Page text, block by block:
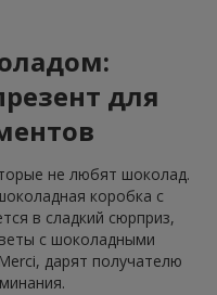
для
не любят шоколад.
коробка с
в сладкий сюрприз,
с шоколадными
дарят получателю